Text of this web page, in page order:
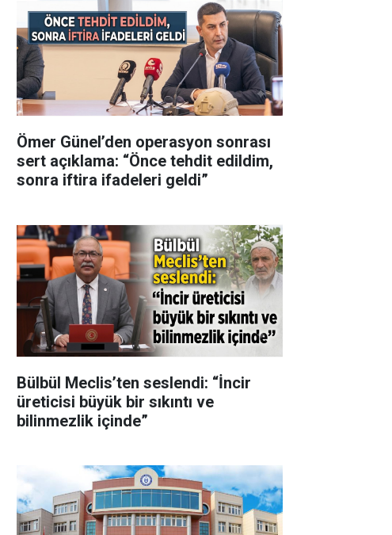
Ömer Günel’den operasyon sonrası
sert açıklama: “Önce tehdit edildim,
sonra iftira ifadeleri geldi”
Bülbül Meclis’ten seslendi: “İncir
üreticisi büyük bir sıkıntı ve
bilinmezlik içinde”